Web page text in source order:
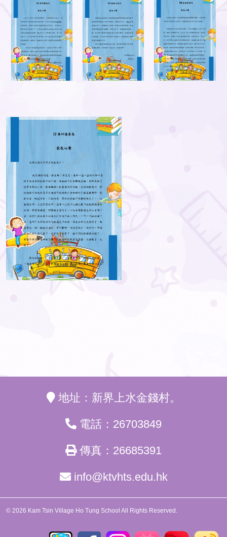
地址：新界上水金錢村。
電話：26703849
傳真：26685391
info@ktvhts.edu.hk
© 2026 Kam Tsin Village Ho Tung School All Rights Reserved.